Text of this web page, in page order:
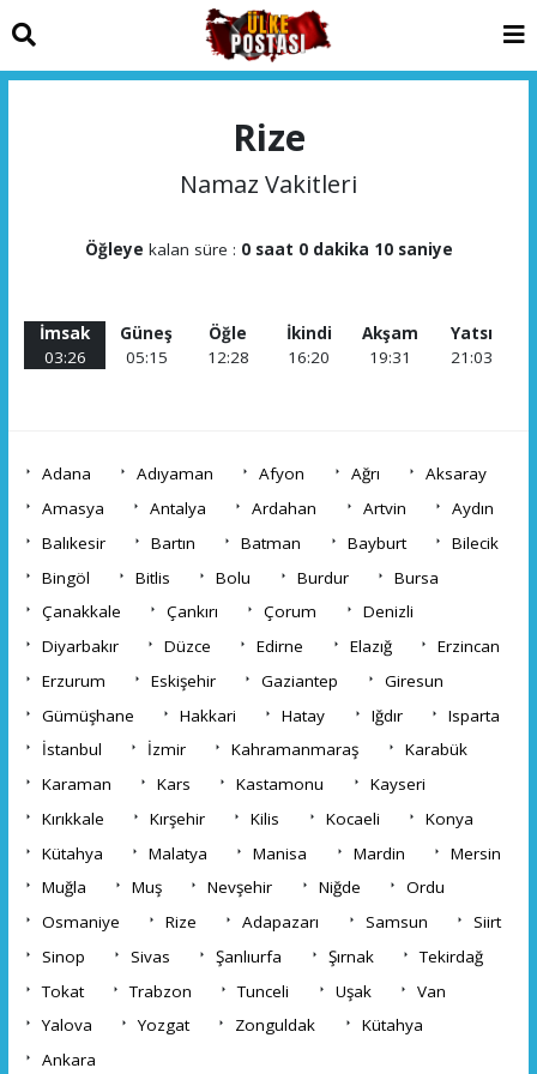
Rize
Namaz Vakitleri
Öğleye kalan süre : 0 saat 0 dakika 10 saniye
İmsak
03:26
Güneş
05:15
Öğle
12:28
İkindi
16:20
Akşam
19:31
Yatsı
21:03
Adana Adıyaman Afyon Ağrı
Aksaray
Amasya
Antalya Ardahan Artvin
Aydın
Balıkesir
Bartın Batman Bayburt
Bilecik
Bingöl
Bitlis Bolu Burdur
Bursa
Çanakkale
Çankırı Çorum
Denizli
Diyarbakır
Düzce Edirne Elazığ
Erzincan
Erzurum
Eskişehir Gaziantep
Giresun
Gümüşhane
Hakkari Hatay Iğdır
Isparta
İstanbul
İzmir Kahramanmaraş
Karabük
Karaman
Kars Kastamonu
Kayseri
Kırıkkale
Kırşehir Kilis Kocaeli
Konya
Kütahya
Malatya Manisa Mardin
Mersin
Muğla
Muş Nevşehir Niğde
Ordu
Osmaniye
Rize Adapazarı Samsun
Siirt
Sinop
Sivas Şanlıurfa Şırnak
Tekirdağ
Tokat
Trabzon Tunceli Uşak
Van
Yalova
Yozgat Zonguldak
Kütahya
Ankara